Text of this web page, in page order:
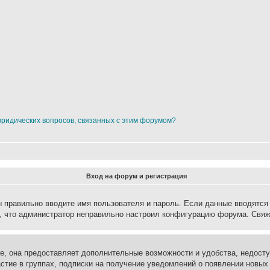
вопросов, связанных с этим форумом?
Вход на форум и регистрация
вводите имя пользователя и пароль. Если данные
администратор неправильно настроил конфигурацию форума.
она предоставляет дополнительные возможности и удобства,
в группах, подписки на получение уведомлений о появлении